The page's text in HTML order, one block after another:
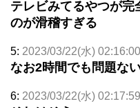
テレビみてるやつが
のが滑稽すぎる
5: 2023/03/22(水)
なお2時間でも問題な
6: 2023/03/22(水)